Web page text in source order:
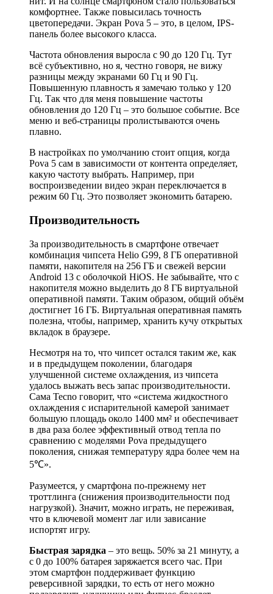
комфортнее. Также повысилась точность
цветопередачи. Экран Pova 5 – это, в целом, IPS-
панель более высокого класса.
Частота обновления выросла с 90 до 120 Гц. Тут
всё субъективно, но я, честно говоря, не вижу
разницы между экранами 60 Гц и 90 Гц.
Повышенную плавность я замечаю только у 120
Гц. Так что для меня повышение частоты
обновления до 120 Гц – это большое событие. Все
меню и веб-страницы пролистываются очень
плавно.
В настройках по умолчанию стоит опция, когда
Pova 5 сам в зависимости от контента определяет,
какую частоту выбрать. Например, при
воспроизведении видео экран переключается в
режим 60 Гц. Это позволяет экономить батарею.
Производительность
За производительность в смартфоне отвечает
комбинация чипсета Helio G99, 8 ГБ оперативной
памяти, накопителя на 256 ГБ и свежей версии
Android 13 с оболочкой HiOS. Не забывайте, что с
накопителя можно выделить до 8 ГБ виртуальной
оперативной памяти. Таким образом, общий объём
достигнет 16 ГБ. Виртуальная оперативная память
полезна, чтобы, например, хранить кучу открытых
вкладок в браузере.
Несмотря на то, что чипсет остался таким же, как
и в предыдущем поколении, благодаря
улучшенной системе охлаждения, из чипсета
удалось выжать весь запас производительности.
Сама Tecno говорит, что «система жидкостного
охлаждения с испарительной камерой занимает
большую площадь около 1400 мм² и обеспечивает
в два раза более эффективный отвод тепла по
сравнению с моделями Pova предыдущего
поколения, снижая температуру ядра более чем на
5℃».
Разумеется, у смартфона по-прежнему нет
троттлинга (снижения производительности под
нагрузкой). Значит, можно играть, не переживая,
что в ключевой момент лаг или зависание
испортят игру.
Быстрая зарядка – это вещь. 50% за 21 минуту, а
с 0 до 100% батарея заряжается всего час. При
этом смартфон поддерживает функцию
реверсивной зарядки, то есть от него можно